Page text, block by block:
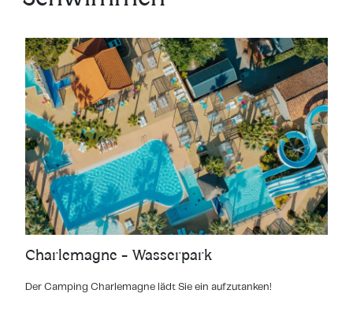
Charlemagne - Wasserpark
Der Camping Charlemagne lädt Sie ein aufzutanken!